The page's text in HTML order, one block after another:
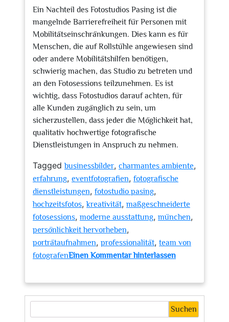
Ein Nachteil des Fotostudios Pasing ist die
mangelnde Barrierefreiheit für Personen mit
Mobilitätseinschränkungen. Dies kann es für
Menschen, die auf Rollstühle angewiesen sind
oder andere Mobilitätshilfen benötigen,
schwierig machen, das Studio zu betreten und
an den Fotosessions teilzunehmen. Es ist
wichtig, dass Fotostudios darauf achten, für
alle Kunden zugänglich zu sein, um
sicherzustellen, dass jeder die Möglichkeit hat,
qualitativ hochwertige fotografische
Dienstleistungen in Anspruch zu nehmen.
Taggedbusinessbilder, charmantes ambiente,
erfahrung, eventfotografien, fotografische
dienstleistungen, fotostudio pasing,
hochzeitsfotos,kreativität, maßgeschneiderte
fotosessions, moderne ausstattung, münchen,
persönlichkeit hervorheben,
porträtaufnahmen, professionalität, team von
fotografenEinen Kommentar hinterlassen
in
Pasing:
Suchen